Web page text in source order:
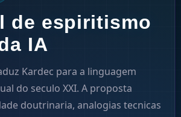
de espiritismo
IA
Kardec para a linguagem
do seculo XXI. A proposta
doutrinaria, analogias tecnicas